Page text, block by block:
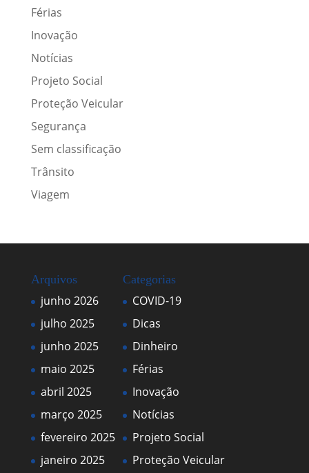
Férias
Inovação
Notícias
Projeto Social
Proteção Veicular
Segurança
Sem classificação
Trânsito
Viagem
Arquivos
junho 2026
julho 2025
junho 2025
maio 2025
abril 2025
março 2025
fevereiro 2025
janeiro 2025
Categorias
COVID-19
Dicas
Dinheiro
Férias
Inovação
Notícias
Projeto Social
Proteção Veicular